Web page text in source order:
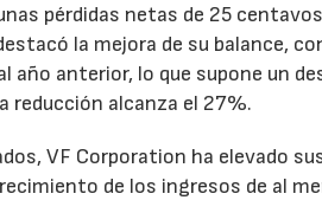
pérdidas netas de 25
la mejora de su balance,
año anterior, lo que supone un
reducción alcanza el 27%.
VF Corporation ha elevado
de los ingresos de al